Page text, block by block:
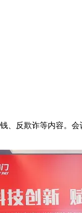
、反欺诈等内容。